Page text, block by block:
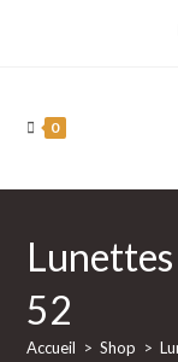
0
52
Accueil > Shop >